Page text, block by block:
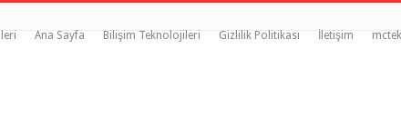
Ana Sayfa Bilişim Teknolojileri Gizlilik Politikası İletişim